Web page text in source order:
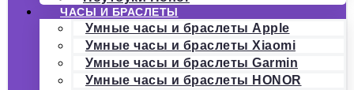
ЧАСЫ И БРАСЛЕТЫ
Умные часы и браслеты Apple
Умные часы и браслеты Xiaomi
Умные часы и браслеты Garmin
Умные часы и браслеты HONOR